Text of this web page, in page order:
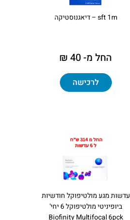
sft 1m – דיאגנוסטיקה
החל מ- 40 ₪
לרכישה
עדשות מגע מולטיפוקל חודשיות
ביופיניטי מולטיפוקל 6 יחי'
Biofinity Multifocal 6pck